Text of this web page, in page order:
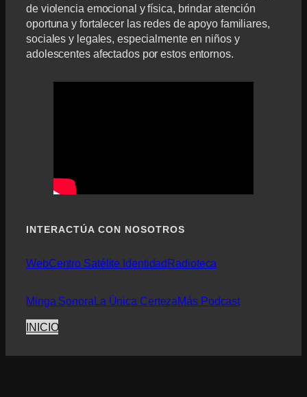
de violencia emocional y física, brindar atención
oportuna y fortalecer las redes de apoyo familiares,
sociales y legales, especialmente en niños y
adolescentes afectados por estos entornos.
INTERACTÚA CON NOSOTROS
WebCentro Satélite Identidad Radioteca
Minga SonoraLa Única CertezaMás Podcast
INICIO